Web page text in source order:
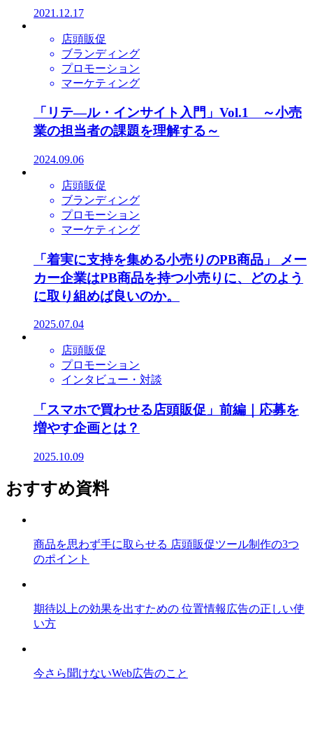
2021.12.17
店頭販促
ブランディング
プロモーション
マーケティング
「リテ―ル・インサイト入門」Vol.1 ～小売
業の担当者の課題を理解する～
2024.09.06
店頭販促
ブランディング
プロモーション
マーケティング
「着実に支持を集める小売りのPB商品」 メー
カー企業はPB商品を持つ小売りに、どのよう
に取り組めば良いのか。
2025.07.04
店頭販促
プロモーション
インタビュー・対談
「スマホで買わせる店頭販促」前編｜応募を
増やす企画とは？
2025.10.09
おすすめ資料
商品を思わず手に取らせる 店頭販促ツール制作の3つ
のポイント
期待以上の効果を出すための 位置情報広告の正しい使
い方
今さら聞けないWeb広告のこと